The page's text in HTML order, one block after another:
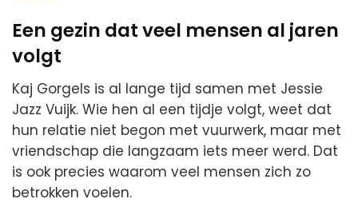
Een gezin dat veel mensen al jaren
volgt
Kaj Gorgels is al lange tijd samen met Jessie
Jazz Vuijk. Wie hen al een tijdje volgt, weet dat
hun relatie niet begon met vuurwerk, maar met
vriendschap die langzaam iets meer werd. Dat
is ook precies waarom veel mensen zich zo
betrokken voelen.